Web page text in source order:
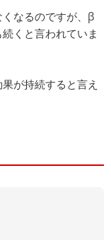
なるのですが、β
くと言われていま
が持続すると言え